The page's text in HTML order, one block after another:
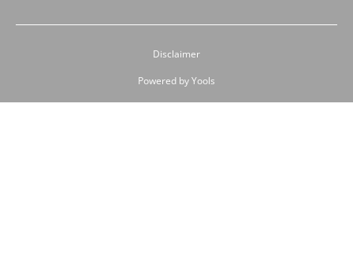
Disclaimer
Powered by Yools